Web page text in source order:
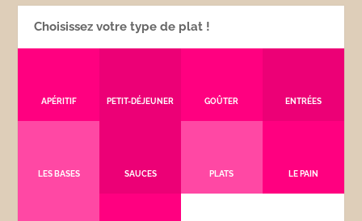
Choisissez votre type de plat !
APÉRITIF PETIT-DÉJEUNER GOÛTER ENTRÉES
LES BASES SAUCES PLATS LE PAIN